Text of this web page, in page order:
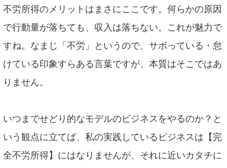
不労所得のメリットはまさにここです。何らかの原因
で行動量が落ちても、収入は落ちない。これが魅力で
すね。なまじ「不労」というので、サボっている・怠
けている印象すらある言葉ですが、本質はそこではあ
りません。
いつまでせどり的なモデルのビジネスをやるのか？と
いう観点に立てば、私の実践しているビジネスは【完
全不労所得】にはなりませんが、それに近いカタチに